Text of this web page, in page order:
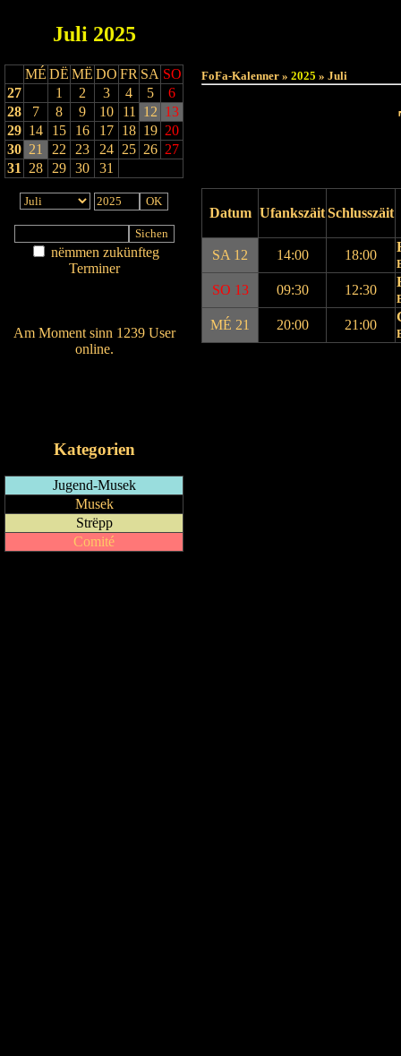
Juli 2025
MÉ DË MË DO FR SA SO
27
1 2 3 4 5
6
28
7 8 9 10 11 12 13
29 14 15 16 17 18 19 20
30 21 22 23 24 25 26 27
31
28 29 30 31
nëmmen zukünfteg
Terminer
Am Moment sinn 1239 User
online.
Kategorien
Jugend-Musek
Musek
Strëpp
Comité
FoFa-Kalenner » 2025 » Juli
Datum UfankszäitSchlusszäit
SA 12 14:00 18:00
SO 13 09:30 12:30
MÉ 21 20:00 21:00